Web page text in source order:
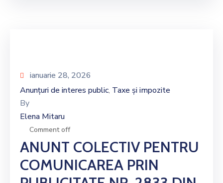
ianuarie 28, 2026
Anunțuri de interes public‚ Taxe și impozite
By
Elena Mitaru
Comment off
ANUNT COLECTIV PENTRU
COMUNICAREA PRIN